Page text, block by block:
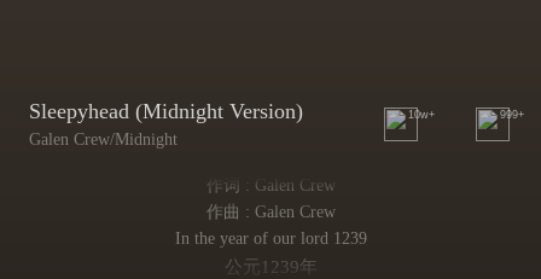
Sleepyhead (Midnight Version)
Galen Crew/Midnight
10w+ 999+
作词 : Galen Crew
作曲 : Galen Crew
In the year of our lord 1239
公元1239年